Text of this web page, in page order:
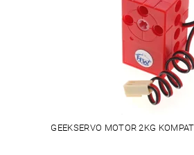
GEEKSERVO MOTOR 2KG